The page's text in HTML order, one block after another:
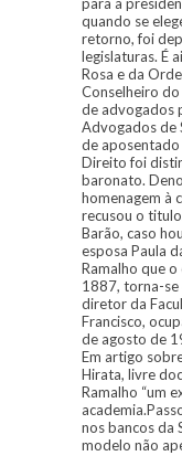
para a
quando se
retorno, foi
legislaturas. É
Rosa e da
Conselheiro
de advogados
Advogados de
de
Direito foi
baronato.
homenagem à
recusou o
Barão, caso
esposa Paula
Ramalho que
1887, torna-se
diretor da
Francisco,
de agosto de
Em artigo
Hirata, livre
Ramalho “um
nos bancos da
modelo não